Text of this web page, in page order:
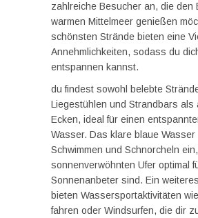
zahlreiche Besucher an, die den
warmen Mittelmeer genießen
schönsten Strände bieten eine
Annehmlichkeiten, sodass du
entspannen kannst.
du findest sowohl belebte
Liegestühlen und Strandbars als
Ecken, ideal für einen
Wasser. Das klare blaue Wasser
Schwimmen und Schnorcheln
sonnenverwöhnten Ufer optimal
Sonnenanbeter sind. Ein
bieten Wassersportaktivitäten
fahren oder Windsurfen, die dir